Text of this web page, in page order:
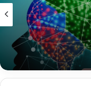
رنگی در تقویت
فوق العاده دارد؟